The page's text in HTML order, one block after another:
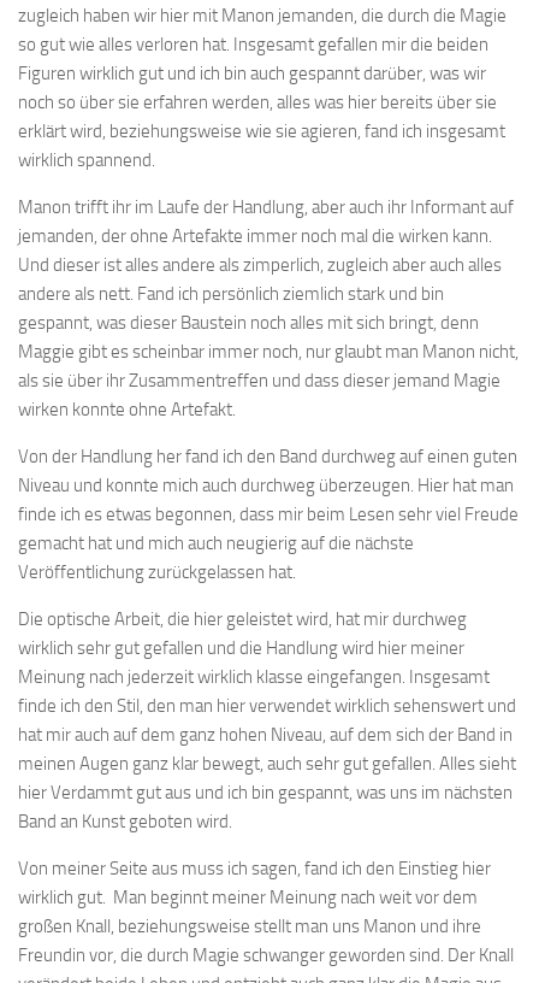
zugleich haben wir hier mit Manon jemanden, die durch die Magie
so gut wie alles verloren hat. Insgesamt gefallen mir die beiden
Figuren wirklich gut und ich bin auch gespannt darüber, was wir
noch so über sie erfahren werden, alles was hier bereits über sie
erklärt wird, beziehungsweise wie sie agieren, fand ich insgesamt
wirklich spannend.
Manon trifft ihr im Laufe der Handlung, aber auch ihr Informant auf
jemanden, der ohne Artefakte immer noch mal die wirken kann.
Und dieser ist alles andere als zimperlich, zugleich aber auch alles
andere als nett. Fand ich persönlich ziemlich stark und bin
gespannt, was dieser Baustein noch alles mit sich bringt, denn
Maggie gibt es scheinbar immer noch, nur glaubt man Manon nicht,
als sie über ihr Zusammentreffen und dass dieser jemand Magie
wirken konnte ohne Artefakt.
Von der Handlung her fand ich den Band durchweg auf einen guten
Niveau und konnte mich auch durchweg überzeugen. Hier hat man
finde ich es etwas begonnen, dass mir beim Lesen sehr viel Freude
gemacht hat und mich auch neugierig auf die nächste
Veröffentlichung zurückgelassen hat.
Die optische Arbeit, die hier geleistet wird, hat mir durchweg
wirklich sehr gut gefallen und die Handlung wird hier meiner
Meinung nach jederzeit wirklich klasse eingefangen. Insgesamt
finde ich den Stil, den man hier verwendet wirklich sehenswert und
hat mir auch auf dem ganz hohen Niveau, auf dem sich der Band in
meinen Augen ganz klar bewegt, auch sehr gut gefallen. Alles sieht
hier Verdammt gut aus und ich bin gespannt, was uns im nächsten
Band an Kunst geboten wird.
Von meiner Seite aus muss ich sagen, fand ich den Einstieg hier
wirklich gut. Man beginnt meiner Meinung nach weit vor dem
großen Knall, beziehungsweise stellt man uns Manon und ihre
Freundin vor, die durch Magie schwanger geworden sind. Der Knall